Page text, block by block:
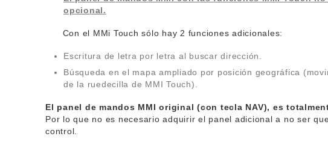
opcional.
Con el MMi Touch sólo hay 2 funciones adicionales:
Escritura de letra por letra al buscar dirección.
Búsqueda en el mapa ampliado por posición geográfica
de la ruedecilla de MMI Touch).
El panel de mandos MMI original (con tecla NAV), es
Por lo que no es necesario adquirir el panel adicional a no ser
control.